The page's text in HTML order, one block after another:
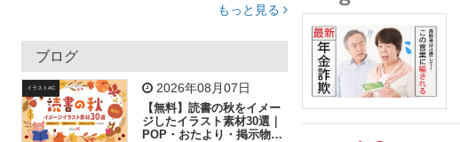
トラック 木
吹き出し
飛行機 グラフ ビル 魚 家族 書類
歩く 工場 会社 太陽 キラキラ
もっと見る
ブログ
イラストAC 2026年08月07日
【無料】読書の秋をイメー
ジしたイラスト素材30選｜
POP・おたより・掲示物に